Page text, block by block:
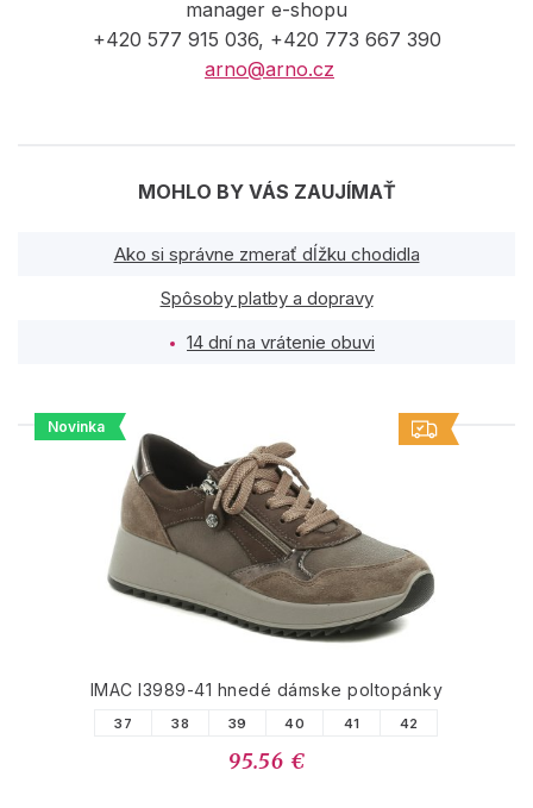
manager e-shopu
+420 577 915 036, +420 773 667 390
arno@arno.cz
MOHLO BY VÁS ZAUJÍMAŤ
Ako si správne zmerať dĺžku chodidla
Spôsoby platby a dopravy
14 dní na vrátenie obuvi
PODOBNÉ PRODUKTY
Novinka
IMAC I3989-41 hnedé dámske poltopánky
37 38 39 40 41 42
95.56 €